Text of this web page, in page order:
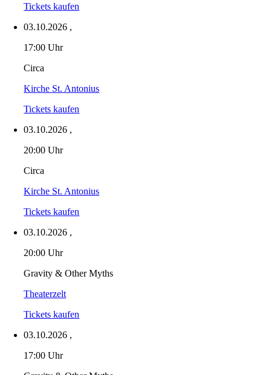
Tickets kaufen
03.10.2026 ,
17:00 Uhr
Circa
Kirche St. Antonius
Tickets kaufen
03.10.2026 ,
20:00 Uhr
Circa
Kirche St. Antonius
Tickets kaufen
03.10.2026 ,
20:00 Uhr
Gravity & Other Myths
Theaterzelt
Tickets kaufen
03.10.2026 ,
17:00 Uhr